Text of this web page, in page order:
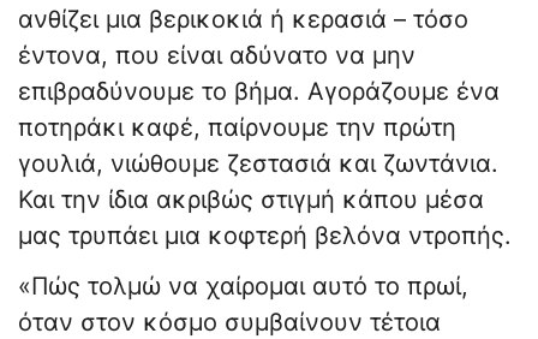
ανθίζει μια βερικοκιά ή κερασιά – τόσο
έντονα, που είναι αδύνατο να μην
επιβραδύνουμε το βήμα. Αγοράζουμε ένα
ποτηράκι καφέ, παίρνουμε την πρώτη
γουλιά, νιώθουμε ζεστασιά και ζωντάνια.
Και την ίδια ακριβώς στιγμή κάπου μέσα
μας τρυπάει μια κοφτερή βελόνα ντροπής.
«Πώς τολμώ να χαίρομαι αυτό το πρωί,
όταν στον κόσμο συμβαίνουν τέτοια